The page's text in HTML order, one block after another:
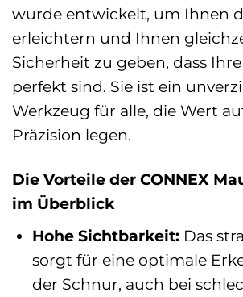
wurde entwickelt, um Ihnen
erleichtern und Ihnen
Sicherheit zu geben, dass
perfekt sind. Sie ist ein
Werkzeug für alle, die Wert
Präzision legen.
Die Vorteile der CONNEX
im Überblick
Hohe Sichtbarkeit:Das
sorgt für eine optimale
der Schnur, auch bei